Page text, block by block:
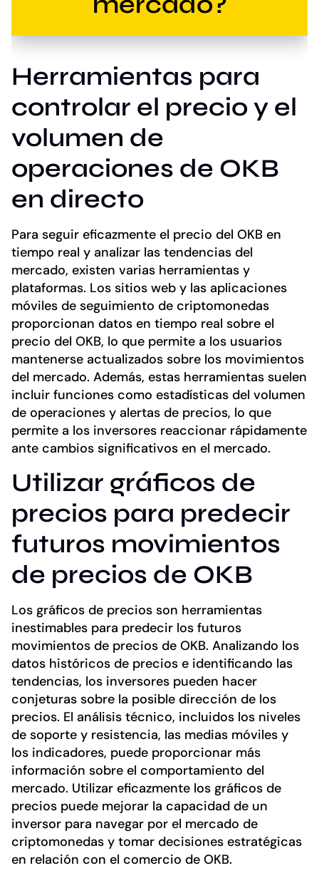
Herramientas para
controlar el precio y el
volumen de
operaciones de OKB
en directo
Para seguir eficazmente el precio del OKB en
tiempo real y analizar las tendencias del
mercado, existen varias herramientas y
plataformas. Los sitios web y las aplicaciones
móviles de seguimiento de criptomonedas
proporcionan datos en tiempo real sobre el
precio del OKB, lo que permite a los usuarios
mantenerse actualizados sobre los movimientos
del mercado. Además, estas herramientas suelen
incluir funciones como estadísticas del volumen
de operaciones y alertas de precios, lo que
permite a los inversores reaccionar rápidamente
ante cambios significativos en el mercado.
Utilizar gráficos de
precios para predecir
futuros movimientos
de precios de OKB
Los gráficos de precios son herramientas
inestimables para predecir los futuros
movimientos de precios de OKB. Analizando los
datos históricos de precios e identificando las
tendencias, los inversores pueden hacer
conjeturas sobre la posible dirección de los
precios. El análisis técnico, incluidos los niveles
de soporte y resistencia, las medias móviles y
los indicadores, puede proporcionar más
información sobre el comportamiento del
mercado. Utilizar eficazmente los gráficos de
precios puede mejorar la capacidad de un
inversor para navegar por el mercado de
criptomonedas y tomar decisiones estratégicas
en relación con el comercio de OKB.